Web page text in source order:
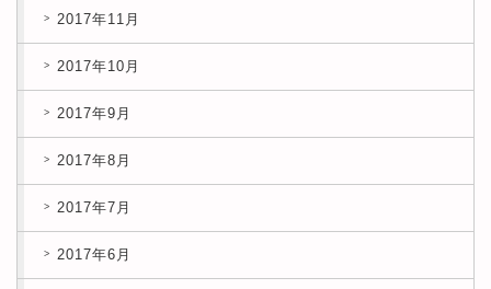
2017年11月
2017年10月
2017年9月
2017年8月
2017年7月
2017年6月